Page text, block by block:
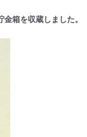
箱を収蔵しました。